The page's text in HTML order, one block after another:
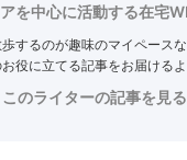
を中心に活動する在宅
するのが趣味のマイペース
役に立てる記事をお届けるよ
このライターの記事を見る